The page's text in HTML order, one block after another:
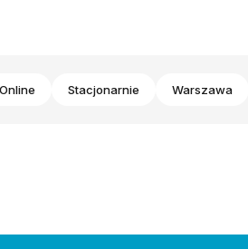
Online Stacjonarnie Warszawa